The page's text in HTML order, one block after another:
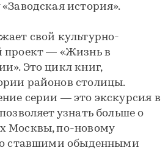
история».
свой культурно-
проект — «Жизнь в
Это цикл книг,
районов столицы.
серии — это экскурсия в
узнать больше о
Москвы, по-новому
ставшими обыденными